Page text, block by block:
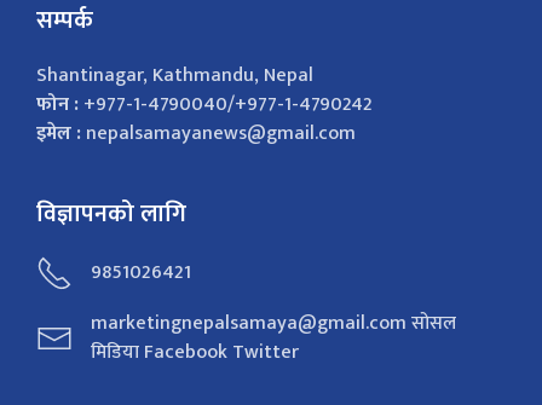
सम्पर्क
Shantinagar, Kathmandu, Nepal
फोन :+977-1-4790040/+977-1-4790242
इमेल :nepalsamayanews@gmail.com
विज्ञापनको लागि
9851026421
marketingnepalsamaya@gmail.com सोसल
मिडिया Facebook Twitter